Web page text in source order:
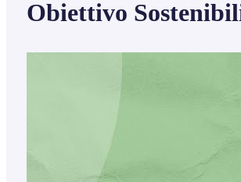
Obiettivo